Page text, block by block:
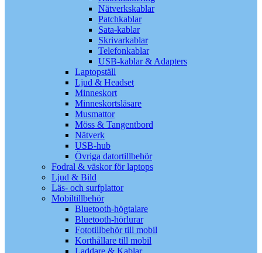
Nätverkskablar
Patchkablar
Sata-kablar
Skrivarkablar
Telefonkablar
USB-kablar & Adapters
Laptopställ
Ljud & Headset
Minneskort
Minneskortsläsare
Musmattor
Möss & Tangentbord
Nätverk
USB-hub
Övriga datortillbehör
Fodral & väskor för laptops
Ljud & Bild
Läs- och surfplattor
Mobiltillbehör
Bluetooth-högtalare
Bluetooth-hörlurar
Fototillbehör till mobil
Korthållare till mobil
Laddare & Kablar